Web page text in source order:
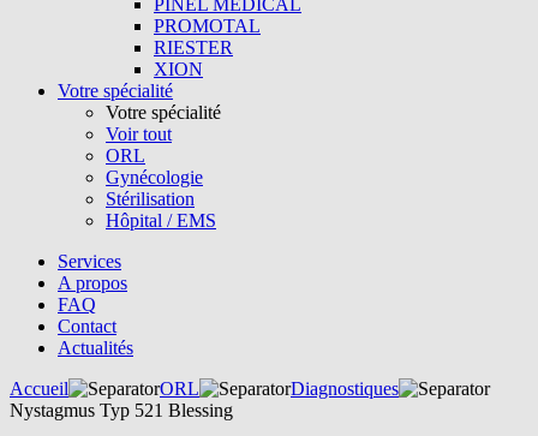
PINEL MEDICAL
PROMOTAL
RIESTER
XION
Votre spécialité
Votre spécialité
Voir tout
ORL
Gynécologie
Stérilisation
Hôpital / EMS
Services
A propos
FAQ
Contact
Actualités
Accueil
ORL
Diagnostiques
Nystagmus Typ 521 Blessing